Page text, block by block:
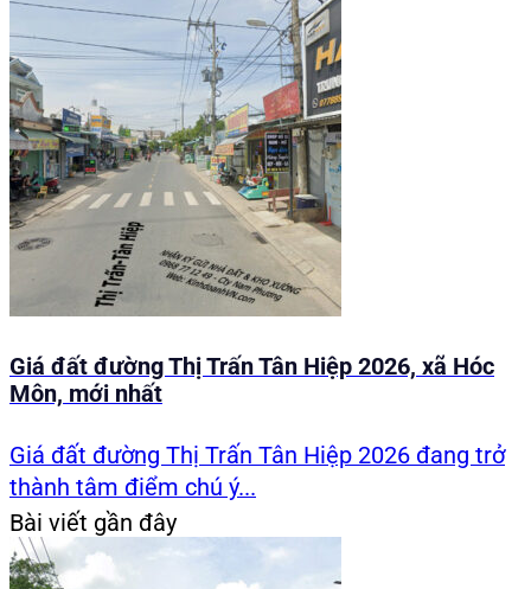
Giá đất đường Thị Trấn Tân Hiệp 2026, xã Hóc
Môn, mới nhất
Giá đất đường Thị Trấn Tân Hiệp 2026 đang trở
thành tâm điểm chú ý...
Bài viết gần đây